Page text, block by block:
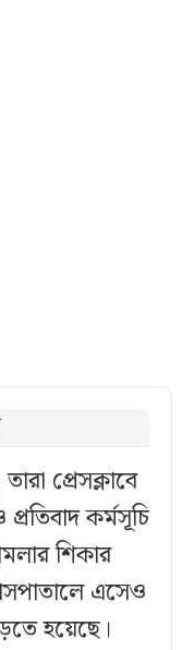
প্রেসক্লাবে
কর্মসূচি
শিকার
এসেও
হয়েছে।